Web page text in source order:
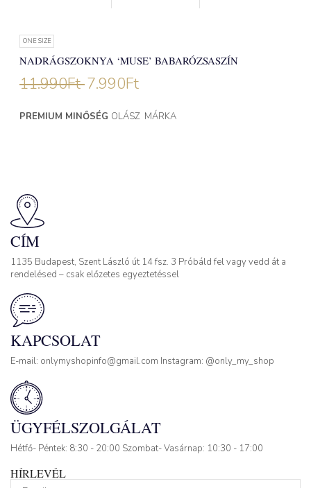
ONE SIZE
NADRÁGSZOKNYA ‘MUSE’ BABARÓZSASZÍN
11.990Ft 7.990Ft
PREMIUM MINŐSÉG OLÁSZ MÁRKA
CÍM
1135 Budapest, Szent László út 14 fsz. 3 Próbáld fel vagy vedd át a
rendelésed – csak előzetes egyeztetéssel
KAPCSOLAT
E-mail: onlymyshopinfo@gmail.com Instagram: @only_my_shop
ÜGYFÉLSZOLGÁLAT
Hétfő- Péntek: 8:30 - 20:00 Szombat- Vasárnap: 10:30 - 17:00
HÍRLEVÉL